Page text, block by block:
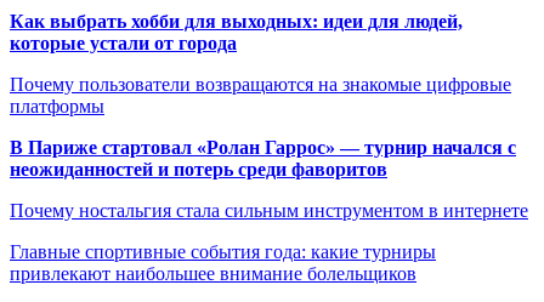
Как выбрать хобби для выходных: идеи для людей,
которые устали от города
Почему пользователи возвращаются на знакомые цифровые
платформы
В Париже стартовал «Ролан Гаррос» — турнир начался с
неожиданностей и потерь среди фаворитов
Почему ностальгия стала сильным инструментом в интернете
Главные спортивные события года: какие турниры
привлекают наибольшее внимание болельщиков